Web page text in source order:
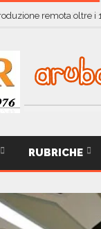
remota oltre
RUBRICHE